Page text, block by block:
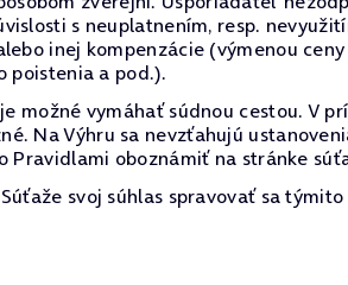
s neuplatnením, resp.
inej kompenzácie (výmenou
poistenia a pod.).
možné vymáhať súdnou cestou. V
Na Výhru sa nevzťahujú
Pravidlami oboznámiť na stránke
svoj súhlas spravovať sa